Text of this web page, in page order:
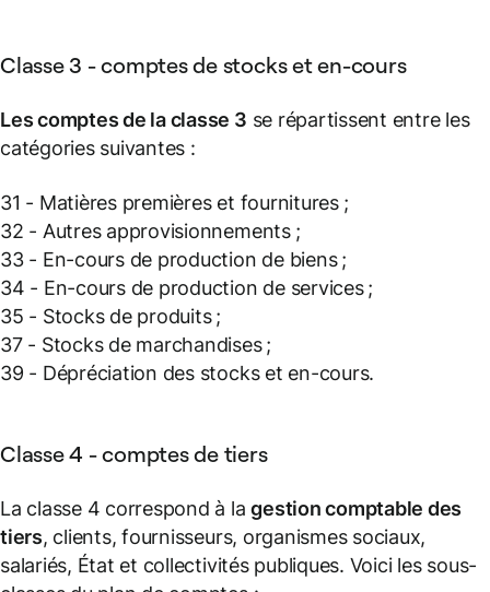
Classe 3 - comptes de stocks et en-cours
Les comptes de la classe 3 se répartissent entre les
catégories suivantes :
31 - Matières premières et fournitures ;
32 - Autres approvisionnements ;
33 - En-cours de production de biens ;
34 - En-cours de production de services ;
35 - Stocks de produits ;
37 - Stocks de marchandises ;
39 - Dépréciation des stocks et en-cours.
Classe 4 - comptes de tiers
La classe 4 correspond à lagestion comptable des
tiers, clients, fournisseurs, organismes sociaux,
salariés, État et collectivités publiques. Voici les sous-